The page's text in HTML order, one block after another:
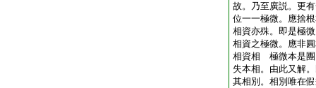
故。乃至廣説。更
位一一極微。應捨
相資亦殊。即是極
相資之極微。應非
相資相 極微本是團
失本相。由此又解
其相別。相別唯在